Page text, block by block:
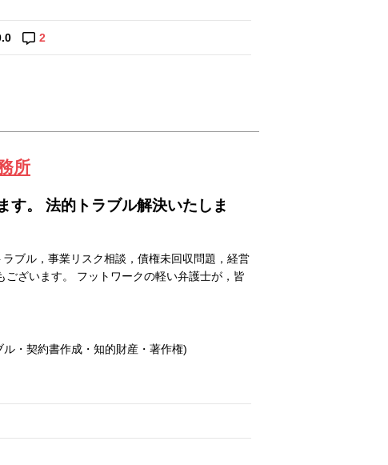
2
所
す。 法的トラブル解決いたしま
ブル，事業リスク相談，債権未回収問題，経営
ざいます。 フットワークの軽い弁護士が，皆
・契約書作成・知的財産・著作権)